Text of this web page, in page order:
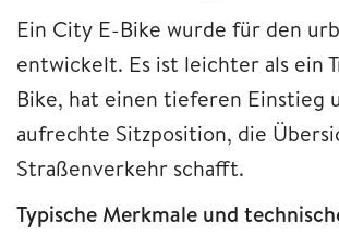
Ein City E-Bike wurde für den
entwickelt. Es ist leichter als ein
Bike, hat einen tieferen Einstieg
aufrechte Sitzposition, die
Straßenverkehr schafft.
Typische Merkmale und